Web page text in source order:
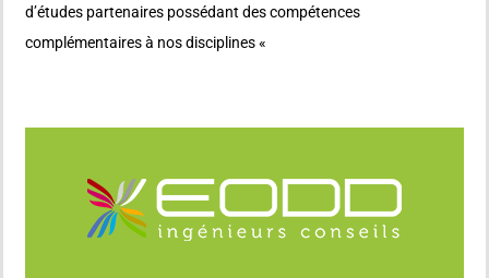
d’études partenaires possédant des compétences
complémentaires à nos disciplines «